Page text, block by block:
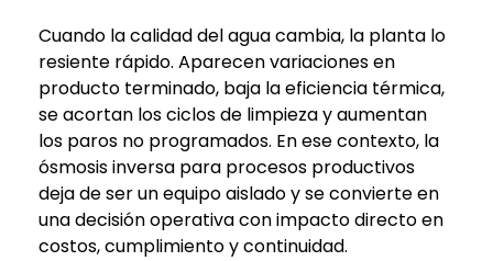
Cuando la calidad del agua cambia, la planta lo
resiente rápido. Aparecen variaciones en
producto terminado, baja la eficiencia térmica,
se acortan los ciclos de limpieza y aumentan
los paros no programados. En ese contexto, la
ósmosis inversa para procesos productivos
deja de ser un equipo aislado y se convierte en
una decisión operativa con impacto directo en
costos, cumplimiento y continuidad.